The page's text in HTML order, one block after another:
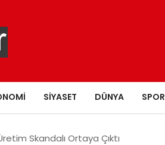
SIYASET DÜNYA SPOR
Skandalı Ortaya Çıktı